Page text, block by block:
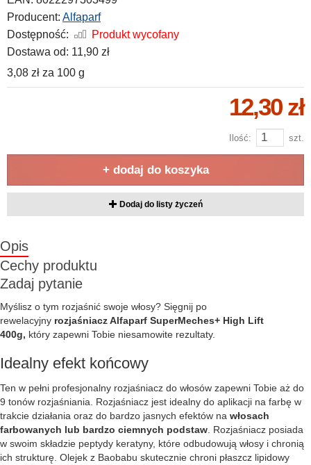
Producent: Alfaparf
Dostępność:
Produkt wycofany
Dostawa od: 11,90 zł
3,08 zł za 100 g
12,30 zł
Ilość: szt.
+ dodaj do koszyka
Dodaj do listy życzeń
Opis
Cechy produktu
Zadaj pytanie
Myślisz o tym rozjaśnić swoje włosy? Sięgnij po
rewelacyjny rozjaśniacz Alfaparf SuperMeches+ High Lift
400g, który zapewni Tobie niesamowite rezultaty.
Idealny efekt końcowy
Ten w pełni profesjonalny rozjaśniacz do włosów zapewni Tobie aż do
9 tonów rozjaśniania. Rozjaśniacz jest idealny do aplikacji na farbę w
trakcie działania oraz do bardzo jasnych efektów na włosach
farbowanych lub bardzo ciemnych podstaw . Rozjaśniacz posiada
w swoim składzie peptydy keratyny, które odbudowują włosy i chronią
ich strukturę. Olejek z Baobabu skutecznie chroni płaszcz lipidowy